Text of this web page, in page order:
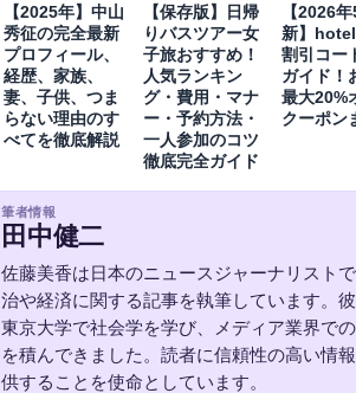
【2025年】中山
秀征の完全最新
プロフィール、
経歴、家族、
妻、子供、つま
らない理由のす
べてを徹底解説
【保存版】日帰
りバスツアー女
子旅おすすめ！
人気ランキン
グ・費用・マナ
ー・予約方法・
一人参加のコツ
徹底完全ガイド
【2026
新】
割引コー
ガイド！
最大20%
クーポン
筆者情報
田中健二
佐藤美香は日本のニュースジャーナリスト
治や経済に関する記事を執筆しています。
東京大学で社会学を学び、メディア業界で
を積んできました。読者に信頼性の高い情
供することを使命としています。